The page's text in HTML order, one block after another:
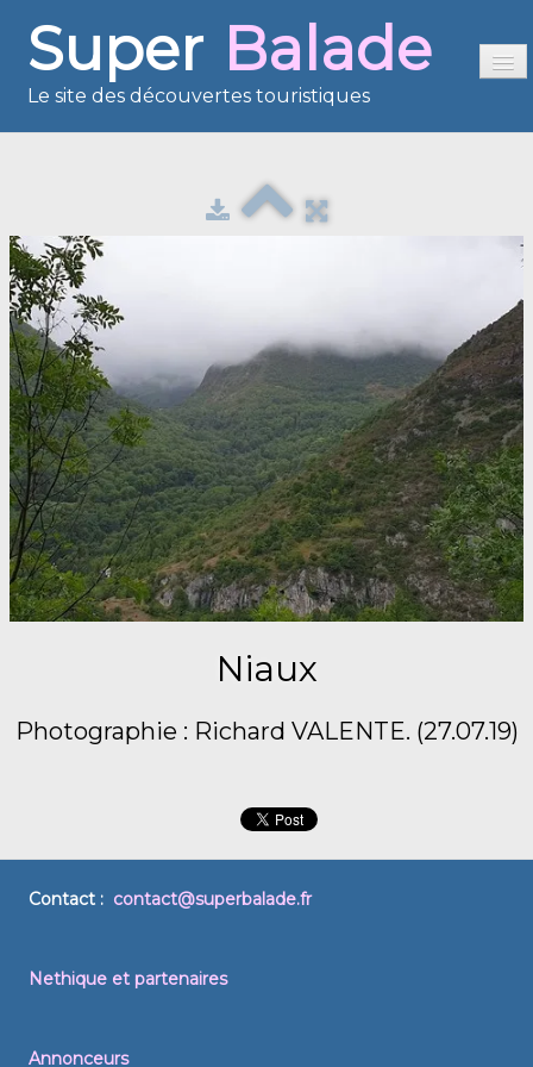
Super Balade
Le site des découvertes touristiques
Présentation
Reportages
France en images
Europe en images
Les îles en images
Voisins du Net
Niaux
Photographie : Richard VALENTE. (27.07.19)
Contact : contact@superbalade.fr
Nethique et partenaires
Annonceurs